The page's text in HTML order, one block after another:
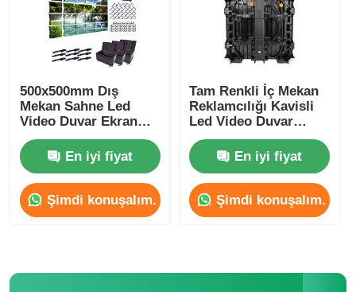
Cob LED video duvarı
SMD LED Ekran
Dış LED Ekran Tablosu
500x500mm Dış
Mekan Sahne Led
Video Duvar Ekran
Panelleri P3.91
En iyi fiyat
Şimdi konuşalım.
Tam Renkli İç Mekan
Reklamcılığı Kavisli
Led Video Duvar
Ekran Kiralama
800mcd-1000mcd
En iyi fiyat
Şimdi konuşalım.